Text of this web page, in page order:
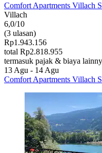
Comfort Apartments Villach
Villach
6,0/10
(3 ulasan)
Rp1.943.156
total Rp2.818.955
termasuk pajak & biaya
13 Agu - 14 Agu
Comfort Apartments Villach